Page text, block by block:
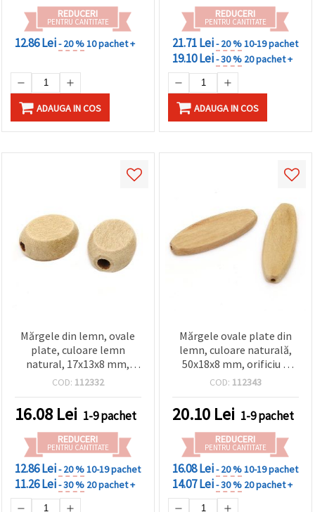
REDUCERI
PENTRU CANTITATE
12.86 Lei- 20 %10 pachet +
ADAUGA IN COS
REDUCERI
PENTRU CANTITATE
21.71 Lei- 20 %10-19 pachet
19.10 Lei- 30 % 20 pachet +
ADAUGA IN COS
Mărgele din lemn, ovale
plate, culoare lemn
natural, 17x13x8 mm,
gaură: 4 mm, set 10 buc.
COD: 112332
16.08 Lei 1-9 pachet
REDUCERI
PENTRU CANTITATE
12.86 Lei- 20 %10-19 pachet
11.26 Lei- 30 % 20 pachet +
Mărgele ovale plate din
lemn, culoare naturală,
50x18x8 mm, orificiu 3
mm – 5 buc, pentru
COD: 112343
20.10 Lei 1-9 pachet
REDUCERI
PENTRU CANTITATE
16.08 Lei- 20 %10-19 pachet
14.07 Lei- 30 % 20 pachet +